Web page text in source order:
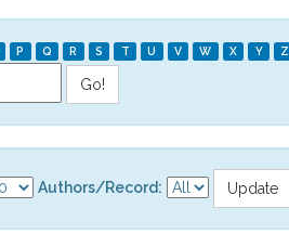
P Q R S T U V W X Y Z
Authors/Record: